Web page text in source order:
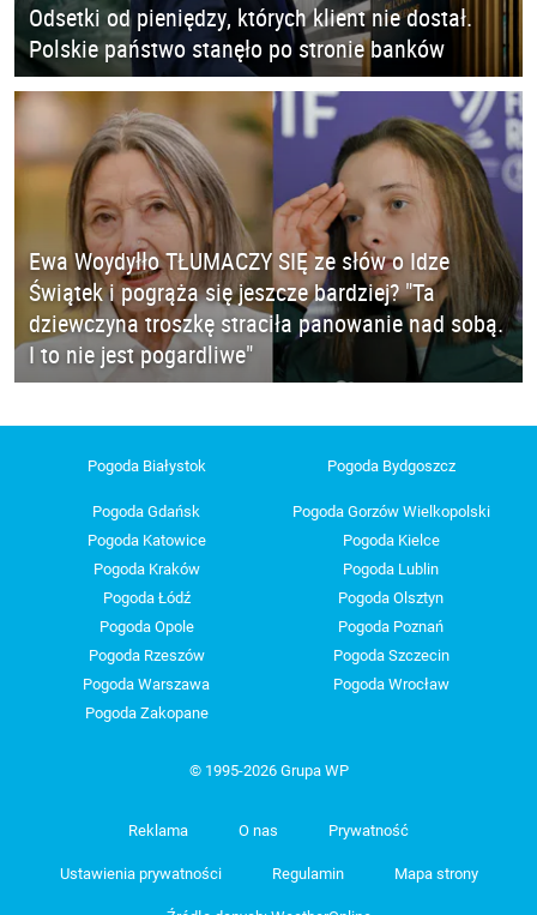
Odsetki od pieniędzy, których klient nie dostał.
Polskie państwo stanęło po stronie banków
Ewa Woydyłło TŁUMACZY SIĘ ze słów o Idze
Świątek i pogrąża się jeszcze bardziej? "Ta
dziewczyna troszkę straciła panowanie nad sobą.
I to nie jest pogardliwe"
Pogoda Białystok Pogoda Bydgoszcz
Pogoda Gdańsk
Pogoda Gorzów Wielkopolski
Pogoda Katowice
Pogoda Kielce
Pogoda Kraków
Pogoda Lublin
Pogoda Łódź
Pogoda Olsztyn
Pogoda Opole
Pogoda Poznań
Pogoda Rzeszów
Pogoda Szczecin
Pogoda Warszawa
Pogoda Wrocław
Pogoda Zakopane
© 1995-2026 Grupa WP
Reklama O nas Prywatność
Ustawienia prywatności Regulamin Mapa strony